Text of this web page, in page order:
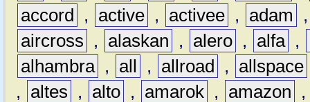
accord
, active , activee , adam
aircross
, alaskan , alero , alfa ,
alhambra , all , allroad , allspace
,
altes , alto , amarok , amazon